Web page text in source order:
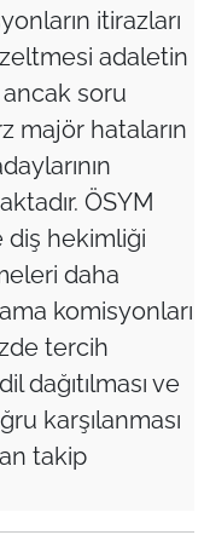
itirazları
adaletin
ancak soru
majör hataların
ÖSYM
diş hekimliği
daha
komisyonları
tercih
dağıtılması ve
karşılanması
takip